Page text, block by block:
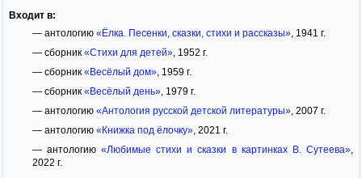
Входит в:
— антологию «Ёлка. Песенки, сказки, стихи и рассказы», 1941 г.
— сборник «Стихи для детей», 1952 г.
— сборник «Весёлый дом», 1959 г.
— сборник «Весёлый день», 1979 г.
— антологию «Антология русской детской литературы», 2007 г.
— антологию «Книжка под ёлочку», 2021 г.
— антологию«Любимые стихи и сказки в картинках В. Сутеева»
2022 г.